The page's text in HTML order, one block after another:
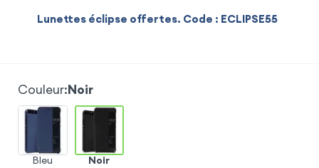
Lunettes éclipse offertes. Code : ECLIPSE55
Couleur:Noir
Bleu Noir